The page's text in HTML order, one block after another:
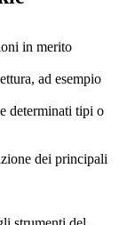
in merito
ad esempio
determinati tipi o
dei principali